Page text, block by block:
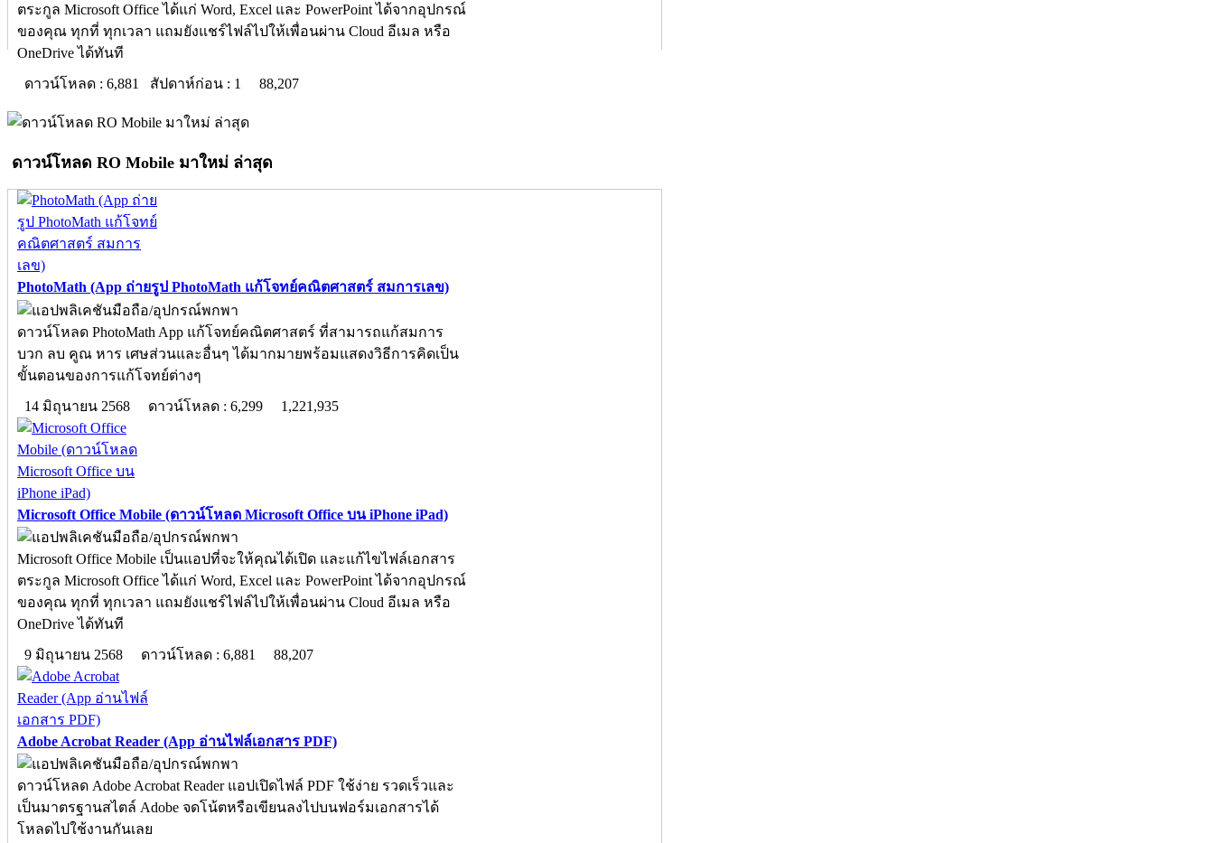
ตระกูล Microsoft Office ได้แก่ Word, Excel และ PowerPoint ได้จากอุปกรณ์
ของคุณ ทุกที่ ทุกเวลา แถมยังแชร์ไฟล์ไปให้เพื่อนผ่าน Cloud อีเมล หรือ
OneDrive ได้ทันที
ดาวน์โหลด : 6,881 สัปดาห์ก่อน : 1
88,207
ดาวน์โหลด RO Mobile มาใหม่ ล่าสุด
PhotoMath (App ถ่ายรูป PhotoMath แก้โจทย์คณิตศาสตร์ สมการเลข)
ดาวน์โหลด PhotoMath App แก้โจทย์คณิตศาสตร์ ที่สามารถแก้สมการ
บวก ลบ คูณ หาร เศษส่วนและอื่นๆ ได้มากมายพร้อมแสดงวิธีการคิดเป็น
ขั้นตอนของการแก้โจทย์ต่างๆ
14 มิถุนายน 2568
ดาวน์โหลด : 6,299 1,221,935
Microsoft Office Mobile (ดาวน์โหลด Microsoft Office บน iPhone iPad)
Microsoft Office Mobile เป็นแอปที่จะให้คุณได้เปิด และแก้ไขไฟล์เอกสาร
ตระกูล Microsoft Office ได้แก่ Word, Excel และ PowerPoint ได้จากอุปกรณ์
ของคุณ ทุกที่ ทุกเวลา แถมยังแชร์ไฟล์ไปให้เพื่อนผ่าน Cloud อีเมล หรือ
OneDrive ได้ทันที
9 มิถุนายน 2568
ดาวน์โหลด : 6,881 88,207
Adobe Acrobat Reader (App อ่านไฟล์เอกสาร PDF)
ดาวน์โหลด Adobe Acrobat Reader แอปเปิดไฟล์ PDF ใช้ง่าย รวดเร็วและ
เป็นมาตรฐานสไตล์ Adobe จดโน้ตหรือเขียนลงไปบนฟอร์มเอกสารได้
โหลดไปใช้งานกันเลย